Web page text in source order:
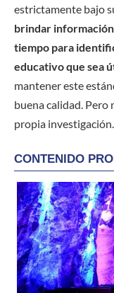
estrictamente bajo
brindar
tiempo para
educativo que sea
mantener este
buena calidad. Pero
propia investigación.